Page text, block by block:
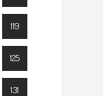
119
125
131